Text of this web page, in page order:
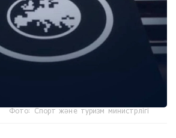
Фото: Спорт және туризм министрлігі